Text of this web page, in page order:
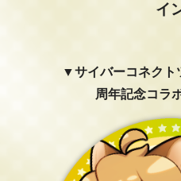
イ
▼サイバーコネク
周年記念コラ